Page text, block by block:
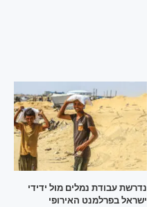
נדרשת עבודת נמלים מול ידידי
ישראל בפרלמנט האירופי